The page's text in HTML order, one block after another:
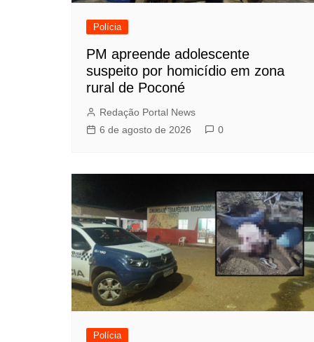
Polícia
PM apreende adolescente
suspeito por homicídio em zona
rural de Poconé
Redação Portal News
6 de agosto de 2026
0
Polícia